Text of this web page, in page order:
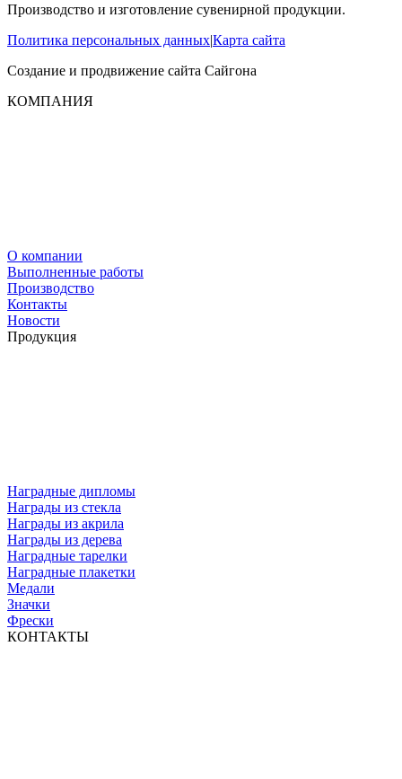
Производство и изготовление сувенирной продукции.
Политика персональных данных|Карта сайта
Создание и продвижение сайта Сайгона
КОМПАНИЯ
О компании
Выполненные работы
Производство
Контакты
Новости
Продукция
Наградные дипломы
Награды из стекла
Награды из акрила
Награды из дерева
Наградные тарелки
Наградные плакетки
Медали
Значки
Фрески
КОНТАКТЫ